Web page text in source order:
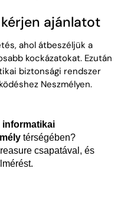
ajánlatot
ahol átbeszéljük a
kockázatokat. Ezután
biztonsági rendszer
Neszmélyen.
informatikai
térségében?
csapatával, és